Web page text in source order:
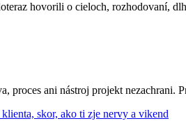
hovorili o cieloch, rozhodovaní,
proces ani nástroj projekt nezachrani.
skor, ako ti zje nervy a vikend